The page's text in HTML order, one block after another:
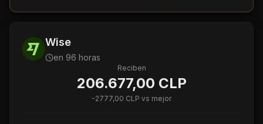
Wise
en 96 horas
Reciben
206.677,00 CLP
-2777,00 CLP vs mejor